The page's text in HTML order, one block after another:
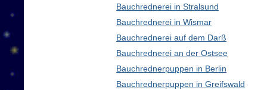
Bauchrednerei in Stralsund
Bauchrednerei in Wismar
Bauchrednerei auf dem Darß
Bauchrednerei an der Ostsee
Bauchrednerpuppen in Berlin
Bauchrednerpuppen in Greifswald